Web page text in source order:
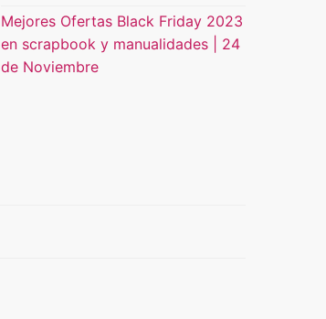
Mejores Ofertas Black Friday 2023
en scrapbook y manualidades | 24
de Noviembre